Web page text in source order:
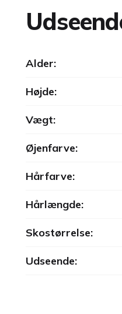
Alder:
Højde:
Vægt:
Øjenfarve:
Hårfarve:
Hårlængde:
Skostørrelse:
Udseende: